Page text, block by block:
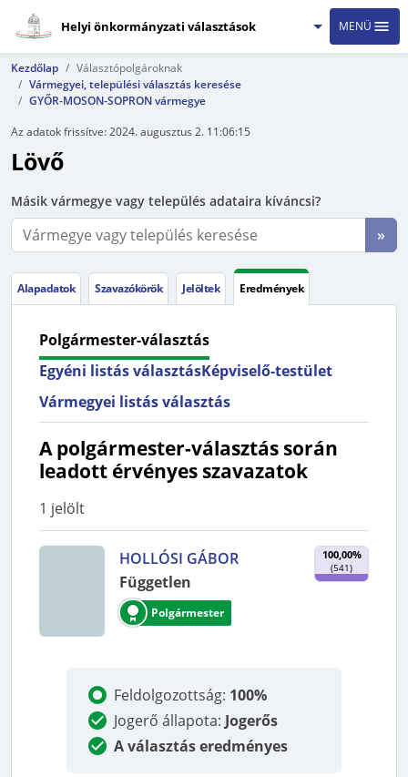
Helyi önkormányzati választások MENÜ
Kezdőlap
Választópolgároknak
Vármegyei, települési választás keresése
GYŐR-MOSON-SOPRON vármegye
Az adatok frissítve:2024. augusztus 2. 11:06:15
Lövő
Másik vármegye vagy település adataira kíváncsi?
»
Alapadatok Szavazókörök Jelöltek Eredmények
Polgármester-választás
Egyéni listás választásKépviselő-testület
Vármegyei listás választás
A polgármester-választás során
leadott érvényes szavazatok
1 jelölt
HOLLÓSI GÁBOR
Független
Polgármester
100,00%
(541)
Feldolgozottság: 100%
Jogerő állapota: Jogerős
A választás eredményes